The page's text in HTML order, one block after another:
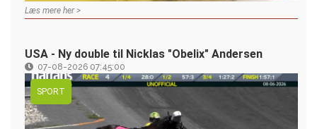
Læs mere her >
USA - Ny double til Nicklas "Obelix" Andersen
07-08-2026 07:45:00
SPORT